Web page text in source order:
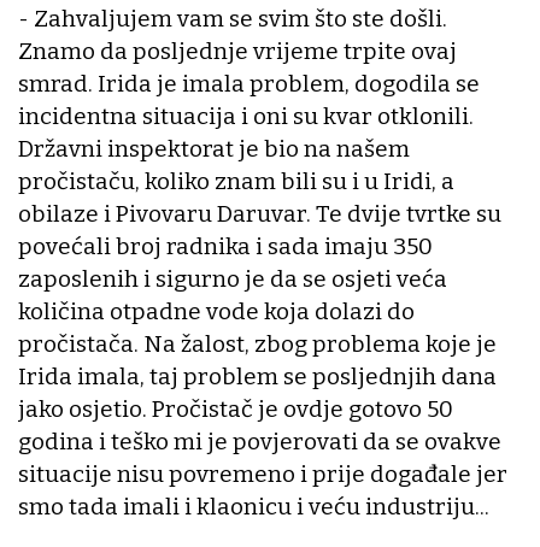
- Zahvaljujem vam se svim što ste došli.
Znamo da posljednje vrijeme trpite ovaj
smrad. Irida je imala problem, dogodila se
incidentna situacija i oni su kvar otklonili.
Državni inspektorat je bio na našem
pročistaču, koliko znam bili su i u Iridi, a
obilaze i Pivovaru Daruvar. Te dvije tvrtke su
povećali broj radnika i sada imaju 350
zaposlenih i sigurno je da se osjeti veća
količina otpadne vode koja dolazi do
pročistača. Na žalost, zbog problema koje je
Irida imala, taj problem se posljednjih dana
jako osjetio. Pročistač je ovdje gotovo 50
godina i teško mi je povjerovati da se ovakve
situacije nisu povremeno i prije događale jer
smo tada imali i klaonicu i veću industriju...